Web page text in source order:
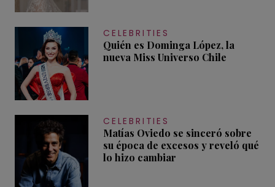
CELEBRITIES
Quién es Dominga López, la
nueva Miss Universo Chile
CELEBRITIES
Matías Oviedo se sinceró sobre
su época de excesos y reveló qué
lo hizo cambiar